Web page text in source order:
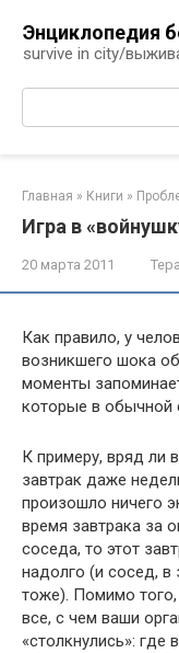
контенту
Энциклопедия
survive in city/
Поиск:
Главная » Книги »
Игра в
20 марта 2011
Как правило, у
возникшего шока
моменты
которые в обычной
К примеру, вряд ли
завтрак даже
произошло ничего
время завтрака за
соседа, то этот
надолго (и сосед, в
тоже). Помимо того,
все, с чем ваши
«столкнулись»: где